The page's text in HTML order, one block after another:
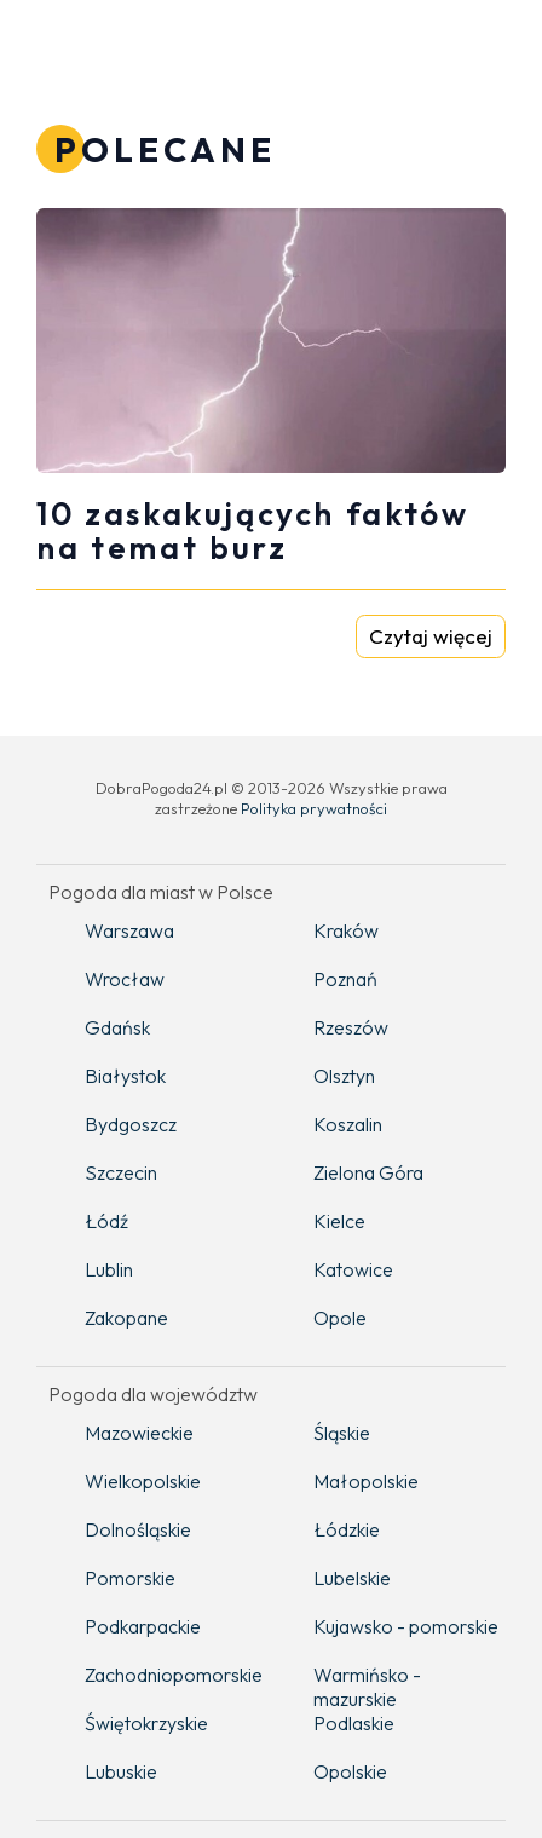
POLECANE
10 zaskakujących faktów
na temat burz
Czytaj więcej
DobraPogoda24.pl © 2013-2026 Wszystkie prawa
zastrzeżone Polityka prywatności
Pogoda dla miast w Polsce
Warszawa
Kraków
Wrocław
Poznań
Gdańsk
Rzeszów
Białystok
Olsztyn
Bydgoszcz
Koszalin
Szczecin
Zielona Góra
Łódź
Kielce
Lublin
Katowice
Zakopane
Opole
Pogoda dla województw
Mazowieckie
Śląskie
Wielkopolskie
Małopolskie
Dolnośląskie
Łódzkie
Pomorskie
Lubelskie
Podkarpackie
Kujawsko - pomorskie
Zachodniopomorskie
Warmińsko -
mazurskie
Świętokrzyskie
Podlaskie
Lubuskie
Opolskie